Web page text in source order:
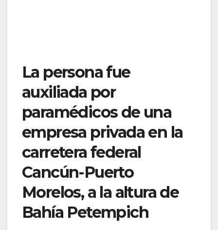
La persona fue
auxiliada por
paramédicos de una
empresa privada en la
carretera federal
Cancún-Puerto
Morelos, a la altura de
Bahía Petempich